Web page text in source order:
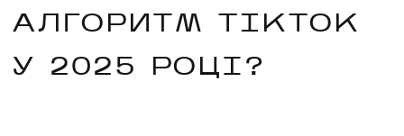
АЛГОРИТМ TIKTOK
У 2025 РОЦІ?